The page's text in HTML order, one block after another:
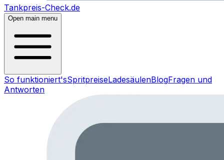
Tankpreis-Check.de
Open main menu
So funktioniert'sSpritpreiseLadesäulenBlogFragen und
Antworten